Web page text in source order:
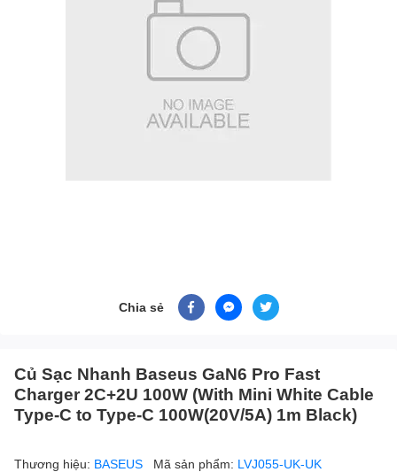
Chia sẻ
Củ Sạc Nhanh Baseus GaN6 Pro Fast
Charger 2C+2U 100W (With Mini White Cable
Type-C to Type-C 100W(20V/5A) 1m Black)
Thương hiệu: BASEUS Mã sản phẩm: LVJ055-UK-UK